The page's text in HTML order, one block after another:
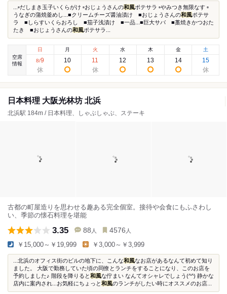
...▫︎だしまき玉子いくらがけ ▫︎おじょうさんの和風ポテサラ ▫︎やみつき無限なす ▫︎
うなぎの蒲焼釜めし...■クリームチーズ醤油漬け ■おじょうさんの和風ポテサ
ラ ■しらすいくらおろし ■茄子浅漬け ■一品...■巨大サバ ■藁焼きかつおた
たき ■おじょうさんの和風ポテサラ...
空席
情報
日
8/9
月
10
火
11
水
12
木
13
金
14
土
15
日本料理 大阪光林坊 北浜
北浜駅 184m / 日本料理、しゃぶしゃぶ、ステーキ
古都の町屋造りを思わせる趣ある完全個室。接待や会食にもふさわし
い、季節の懐石料理を堪能
3.35 88 人 4576 人
￥15,000～￥19,999 ￥3,000～￥3,999
...北浜のオフィス街のビルの地下に、こんな和風なお店があるなんて初めて知り
ました。 大阪で勤務していた頃の同僚とランチをすることになり、このお店を
予約しました♪ 階段を降りると和風な佇まい なんてオシャレでしょう(^^) 静かな
店内に案内され...お気軽にちょっと和風のランチがしたい時にオススメのお店...